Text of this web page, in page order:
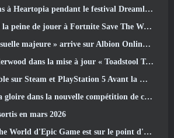
pendant le festival Dreamlight Cinematics
jouer à Fortnite Save The World une fois qu'il sera gratuit?
majeure » arrive sur Albion Online en avril
dans la mise à jour « Toadstool Tales » de Palia
et PlayStation 5 Avant la marche 23 Lancement
compétition de champions d'Eridu's Hollow dans la prochaine mise à jour de Zenless Zone Zero
en mars 2026
d'Epic Game est sur le point d'être gratuit